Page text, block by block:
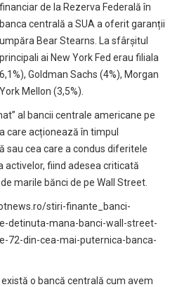
de la Rezerva Federală în
centrală a SUA a oferit garanții
Bear Stearns. La sfârșitul
ai New York Fed erau filiala
Goldman Sachs (4%), Morgan
Mellon (3,5%).
al bancii centrale americane pe
care acționează în timpul
sau cea care a condus diferitele
fiind adesea criticată
marile bănci de pe Wall Street.
stiri-finante_banci-
detinuta-mana-banci-wall-street-
72-din-cea-mai-puternica-banca-
o bancă centrală cum avem